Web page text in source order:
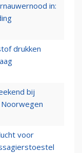
in:
drukken
bij
Noorwegen
voor